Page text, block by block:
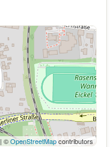
| ©OpenStreetMapcontributors